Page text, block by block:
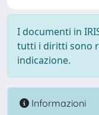
I documenti in
tutti i diritti sono
indicazione.
Informazioni